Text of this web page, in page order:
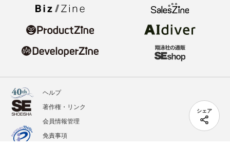
シェア
ヘルプ
著作権・リンク
会員情報管理
免責事項